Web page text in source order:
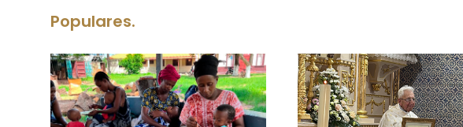
Populares.